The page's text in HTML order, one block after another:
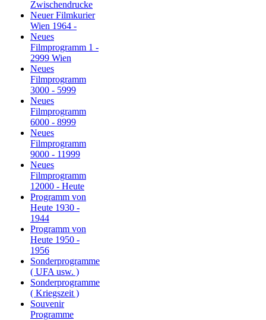
Zwischendrucke
Neuer Filmkurier
Wien 1964 -
Neues
Filmprogramm 1 -
2999 Wien
Neues
Filmprogramm
3000 - 5999
Neues
Filmprogramm
6000 - 8999
Neues
Filmprogramm
9000 - 11999
Neues
Filmprogramm
12000 - Heute
Programm von
Heute 1930 -
1944
Programm von
Heute 1950 -
1956
Sonderprogramme
( UFA usw. )
Sonderprogramme
( Kriegszeit )
Souvenir
Programme